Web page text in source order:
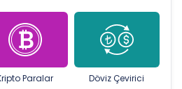
Paralar Döviz Çevirici